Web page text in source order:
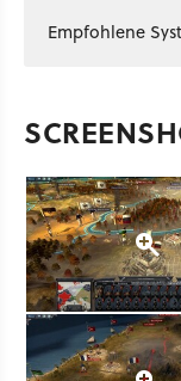
Empfohlene